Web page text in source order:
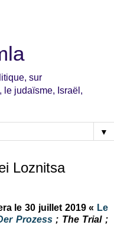
sur
le judaïsme, Israël,
▼
Loznitsa
le 30 juillet 2019 « Le
Prozess; The Trial ;